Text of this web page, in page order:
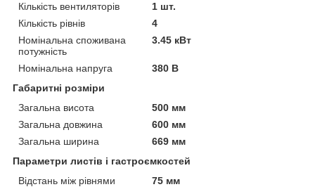
Кількість вентиляторів
1 шт.
Кількість рівнів
4
Номінальна споживана
потужність
3.45 кВт
Номінальна напруга
380 В
Габаритні розміри
Загальна висота
500 мм
Загальна довжина
600 мм
Загальна ширина
669 мм
Параметри листів і гастроємкостей
Відстань між рівнями
75 мм